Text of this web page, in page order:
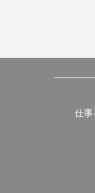
仕事